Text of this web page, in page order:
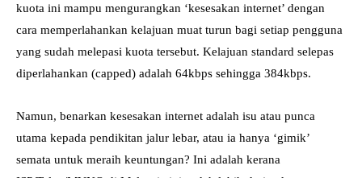
kuota ini mampu mengurangkan ‘kesesakan internet’ dengan
cara memperlahankan kelajuan muat turun bagi setiap pengguna
yang sudah melepasi kuota tersebut. Kelajuan standard selepas
diperlahankan (capped) adalah 64kbps sehingga 384kbps.
Namun, benarkan kesesakan internet adalah isu atau punca
utama kepada pendikitan jalur lebar, atau ia hanya ‘gimik’
semata untuk meraih keuntungan? Ini adalah kerana